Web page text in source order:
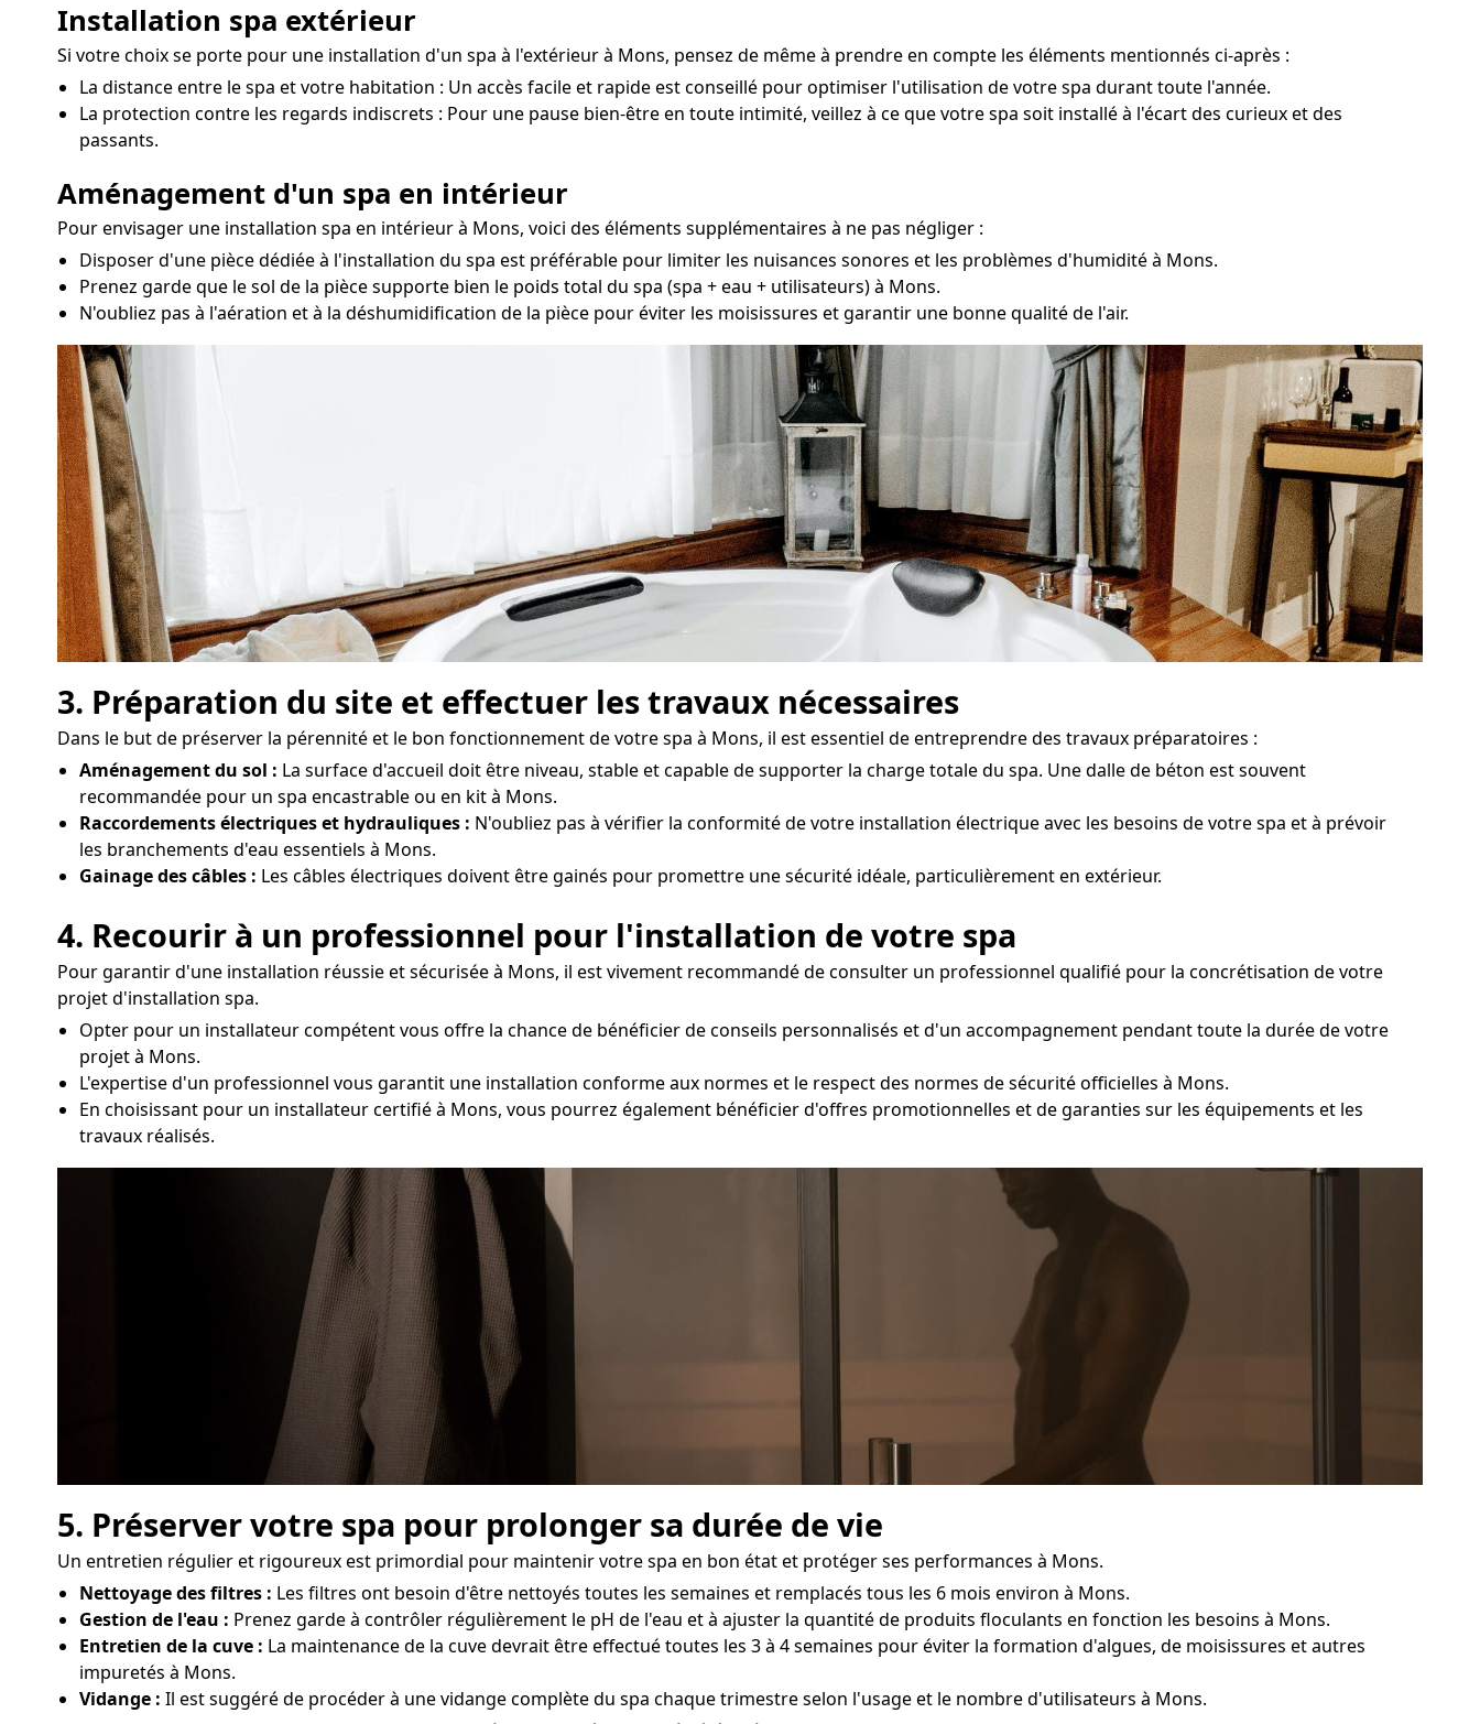
Installation spa extérieur
Si votre choix se porte pour une installation d'un spa à l'extérieur à Mons, pensez de même à prendre en compte les éléments mentionnés ci-après :
La distance entre le spa et votre habitation : Un accès facile et rapide est conseillé pour optimiser l'utilisation de votre spa durant toute l'année.
La protection contre les regards indiscrets : Pour une pause bien-être en toute intimité, veillez à ce que votre spa soit installé à l'écart des curieux et des
passants.
Aménagement d'un spa en intérieur
Pour envisager une installation spa en intérieur à Mons, voici des éléments supplémentaires à ne pas négliger :
Disposer d'une pièce dédiée à l'installation du spa est préférable pour limiter les nuisances sonores et les problèmes d'humidité à Mons.
Prenez garde que le sol de la pièce supporte bien le poids total du spa (spa + eau + utilisateurs) à Mons.
N'oubliez pas à l'aération et à la déshumidification de la pièce pour éviter les moisissures et garantir une bonne qualité de l'air.
3. Préparation du site et effectuer les travaux nécessaires
Dans le but de préserver la pérennité et le bon fonctionnement de votre spa à Mons, il est essentiel de entreprendre des travaux préparatoires :
Aménagement du sol : La surface d'accueil doit être niveau, stable et capable de supporter la charge totale du spa. Une dalle de béton est souvent
recommandée pour un spa encastrable ou en kit à Mons.
Raccordements électriques et hydrauliques : N'oubliez pas à vérifier la conformité de votre installation électrique avec les besoins de votre spa et à prévoir
les branchements d'eau essentiels à Mons.
Gainage des câbles : Les câbles électriques doivent être gainés pour promettre une sécurité idéale, particulièrement en extérieur.
4. Recourir à un professionnel pour l'installation de votre spa
Pour garantir d'une installation réussie et sécurisée à Mons, il est vivement recommandé de consulter un professionnel qualifié pour la concrétisation de votre
projet d'installation spa.
Opter pour un installateur compétent vous offre la chance de bénéficier de conseils personnalisés et d'un accompagnement pendant toute la durée de votre
projet à Mons.
L'expertise d'un professionnel vous garantit une installation conforme aux normes et le respect des normes de sécurité officielles à Mons.
En choisissant pour un installateur certifié à Mons, vous pourrez également bénéficier d'offres promotionnelles et de garanties sur les équipements et les
travaux réalisés.
5. Préserver votre spa pour prolonger sa durée de vie
Un entretien régulier et rigoureux est primordial pour maintenir votre spa en bon état et protéger ses performances à Mons.
Nettoyage des filtres : Les filtres ont besoin d'être nettoyés toutes les semaines et remplacés tous les 6 mois environ à Mons.
Gestion de l'eau : Prenez garde à contrôler régulièrement le pH de l'eau et à ajuster la quantité de produits floculants en fonction les besoins à Mons.
Entretien de la cuve : La maintenance de la cuve devrait être effectué toutes les 3 à 4 semaines pour éviter la formation d'algues, de moisissures et autres
impuretés à Mons.
Vidange : Il est suggéré de procéder à une vidange complète du spa chaque trimestre selon l'usage et le nombre d'utilisateurs à Mons.